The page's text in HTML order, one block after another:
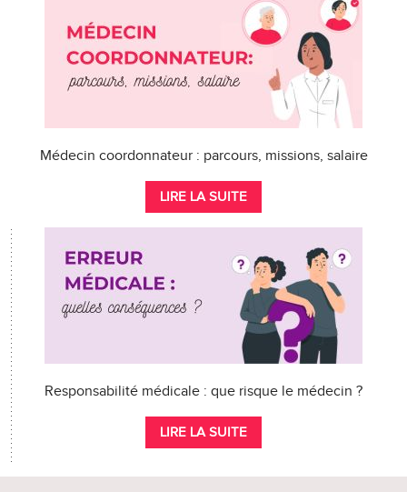
Médecin coordonnateur : parcours, missions, salaire
LIRE LA SUITE
Responsabilité médicale : que risque le médecin ?
LIRE LA SUITE